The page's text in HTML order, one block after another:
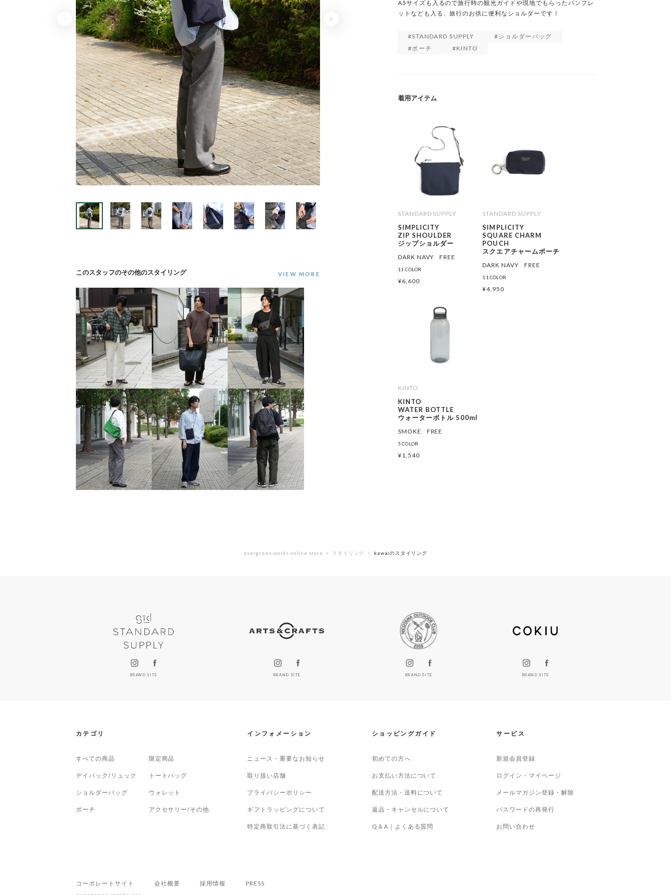
このスタッフのその他のスタイリング
A5サイズも入るので旅行時の観光ガイドや現地でもらったパンフレ
ットなども入る、旅行のお供に便利なショルダーです！
STANDARD SUPPLY
ショルダーバッグ
ポーチ
KINTO
着用アイテム
STANDARD SUPPLY
SIMPLICITY
ZIP SHOULDER
ジップショルダー
DARK NAVY FREE
11 COLOR
¥6,600
STANDARD SUPPLY
SIMPLICITY
SQUARE CHARM
POUCH
スクエアチャームポーチ
DARK NAVY FREE
11 COLOR
¥4,950
KINTO
KINTO
WATER BOTTLE
ウォーターボトル 500ml
SMOKE FREE
5 COLOR
¥1,540
evergreen works online store スタイリング kawaiのスタイリング
BRAND SITE BRAND SITE BRAND SITE BRAND SITE
カテゴリ
すべての商品 限定商品
デイパック/リュック トートバッグ
ショルダーバッグ ウォレット
ポーチ アクセサリー/その他
インフォメーション
ニュース・重要なお知らせ
取り扱い店舗
プライバシーポリシー
ギフトラッピングについて
特定商取引法に基づく表記
ショッピングガイド
初めての方へ
お支払い方法について
配送方法・送料について
返品・キャンセルについて
Q＆A｜よくある質問
サービス
新規会員登録
ログイン・マイページ
メールマガジン登録・解除
パスワードの再発行
お問い合わせ
コーポレートサイト 会社概要 採用情報 PRESS